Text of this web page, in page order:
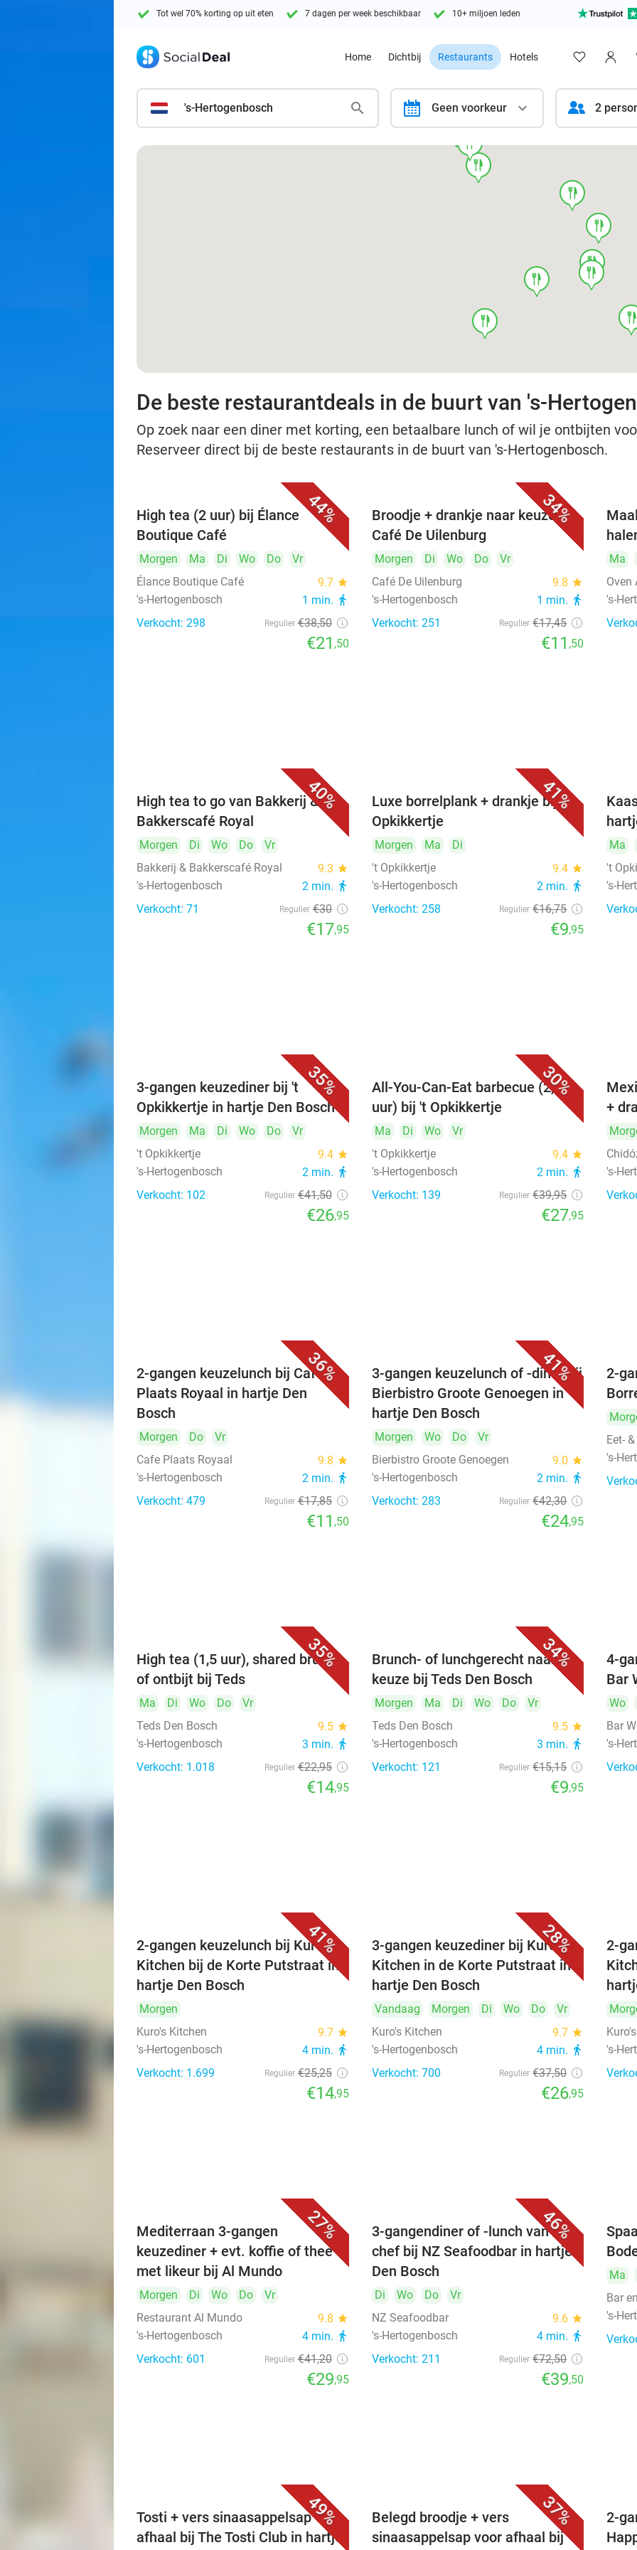
Tot wel 70% korting op uit eten 7 dagen per week beschikbaar 10+ miljoen leden
Home Dichtbij Restaurants Hotels
's-Hertogenbosch calendar Geen voorkeur 2
food
food
food
food
food
food
food
food
food
food
De beste restaurantdeals in de buurt van 's-
Op zoek naar een diner met korting, een betaalbare lunch of wil je ontbijten
Reserveer direct bij de beste restaurants in de buurt van 's-Hertogenbosch.
44%
High tea (2 uur) bij Élance
Boutique Café
Morgen Ma Di Wo Do
Vr
Élance Boutique Café
9.7 star
's-Hertogenbosch 1 min. directions_walk
Verkocht: 298 Regulier €38,50
€21 ,50
34%
Broodje + drankje naar keuze bij
Café De Uilenburg
Morgen Di Wo Do
Vr
Café De Uilenburg
9.8 star
's-Hertogenbosch 1 min. directions_walk
Verkocht: 251 Regulier €17,45
€11,50
Ma
Oven
's-
40%
High tea to go van Bakkerij &
Bakkerscafé Royal
Morgen Di Wo Do
Vr
Bakkerij & Bakkerscafé Royal
9.3 star
's-Hertogenbosch 2 min. directions_walk
Verkocht: 71 Regulier €30
€17,95
41%
Luxe borrelplank + drankje bij 't
Opkikkertje
Morgen Ma
Di
't Opkikkertje
9.4 star
's-Hertogenbosch 2 min. directions_walk
Verkocht: 258 Regulier €16,75
€9,95
Ma
't
's-
35%
3-gangen keuzediner bij 't
Opkikkertje in hartje Den Bosch
Morgen Ma Di Wo Do
Vr
't Opkikkertje
9.4 star
's-Hertogenbosch 2 min. directions_walk
Verkocht: 102 Regulier €41,50
€26,95
30%
All-You-Can-Eat barbecue (2,5
uur) bij 't Opkikkertje
Ma Di Wo
Vr
't Opkikkertje
9.4 star
's-Hertogenbosch 2 min. directions_walk
Verkocht: 139 Regulier €39,95
€27,95
+
's-
36%
2-gangen keuzelunch bij Café
Plaats Royaal in hartje Den
Bosch
Morgen Do
Vr
Cafe Plaats Royaal
9.8 star
's-Hertogenbosch 2 min. directions_walk
Verkocht: 479 Regulier €17,85
€11 ,50
41%
3-gangen keuzelunch of -diner bij
Bierbistro Groote Genoegen in
hartje Den Bosch
Morgen Wo Do
Vr
Bierbistro Groote Genoegen
9.0 star
's-Hertogenbosch 2 min. directions_walk
Verkocht: 283 Regulier €42,30
€24,95
2-
Eet-
's-
35%
High tea (1,5 uur), shared brunch
of ontbijt bij Teds
Ma Di Wo Do
Vr
Teds Den Bosch
9.5 star
's-Hertogenbosch 3 min. directions_walk
Verkocht: 1.018 Regulier €22,95
€14,95
34%
Brunch- of lunchgerecht naar
keuze bij Teds Den Bosch
Morgen Ma Di Wo Do
Vr
Teds Den Bosch
9.5 star
's-Hertogenbosch 3 min. directions_walk
Verkocht: 121 Regulier €15,15
€9,95
4-
Bar
Wo
Bar
's-
41%
2-gangen keuzelunch bij Kuro's
Kitchen bij de Korte Putstraat in
hartje Den Bosch
Morgen
Kuro's Kitchen
9.7 star
's-Hertogenbosch 4 min. directions_walk
Verkocht: 1.699 Regulier €25,25
€14,95
28%
3-gangen keuzediner bij Kuro's
Kitchen in de Korte Putstraat in
hartje Den Bosch
Vandaag Morgen Di Wo Do
Vr
Kuro's Kitchen
9.7 star
's-Hertogenbosch 4 min. directions_walk
Verkocht: 700 Regulier €37,50
€26,95
2-
's-
27%
Mediterraan 3-gangen
keuzediner + evt. koffie of thee
met likeur bij Al Mundo
Morgen Di Wo Do
Vr
Restaurant Al Mundo
9.8 star
's-Hertogenbosch 4 min. directions_walk
Verkocht: 601 Regulier €41,20
€29,95
46%
3-gangendiner of -lunch van de
chef bij NZ Seafoodbar in hartje
Den Bosch
Di Wo Do
Vr
NZ Seafoodbar
9.6 star
's-Hertogenbosch 4 min. directions_walk
Verkocht: 211 Regulier €72,50
€39,50
Ma
Bar
's-
49%
Tosti + vers sinaasappelsap voor
afhaal bij The Tosti Club in hartje
37%
Belegd broodje + vers
sinaasappelsap voor afhaal bij
2-